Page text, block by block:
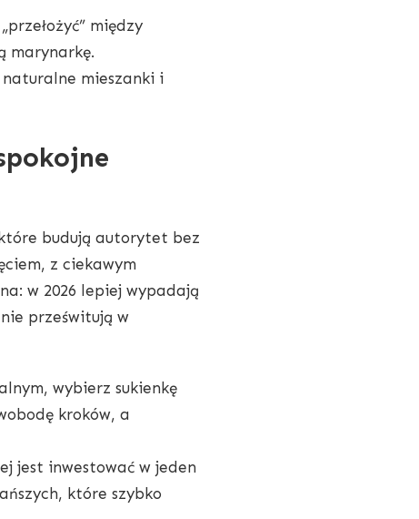
między
marynarkę.
mieszanki i
budują autorytet bez
z ciekawym
w 2026 lepiej wypadają
prześwitują w
wybierz sukienkę
kroków, a
jest inwestować w jeden
które szybko